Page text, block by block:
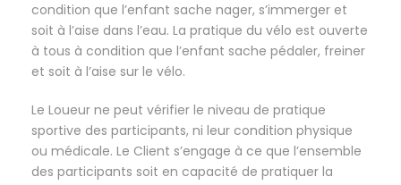
condition que l’enfant sache nager, s’immerger et
soit à l’aise dans l’eau. La pratique du vélo est ouverte
à tous à condition que l’enfant sache pédaler, freiner
et soit à l’aise sur le vélo.
Le Loueur ne peut vérifier le niveau de pratique
sportive des participants, ni leur condition physique
ou médicale. Le Client s’engage à ce que l’ensemble
des participants soit en capacité de pratiquer la